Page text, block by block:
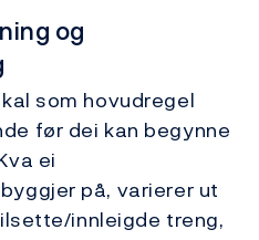
og
som hovudregel
før dei kan begynne
ei
på, varierer ut
innleigde treng,